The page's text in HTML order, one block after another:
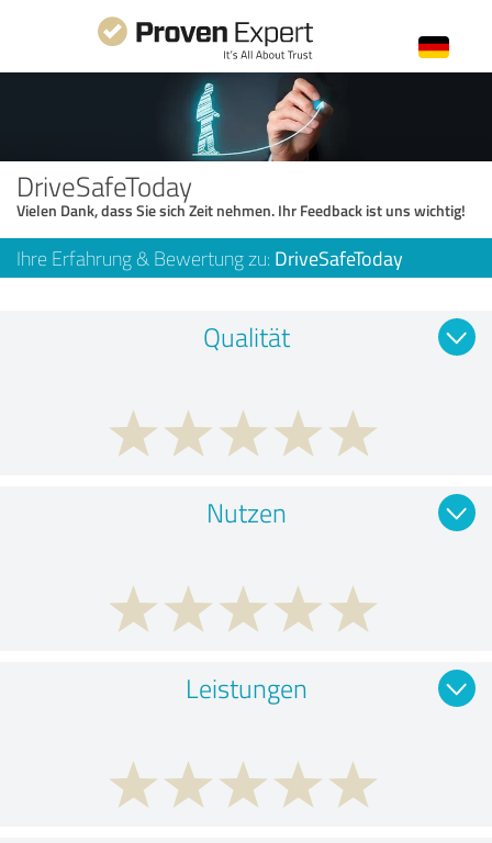
DriveSafeToday
Vielen Dank, dass Sie sich Zeit nehmen. Ihr Feedback ist uns wichtig!
Ihre Erfahrung & Bewertung zu: DriveSafeToday
Qualität
Nutzen
Leistungen